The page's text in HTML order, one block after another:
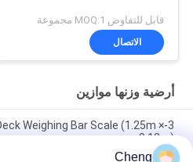
قابل للتفاوض MOQ:1 مجموعة
الاتصال
أرضية وزنها موازين
Weighing Bar Scale (1.25m ×
0.12m)
Cheng